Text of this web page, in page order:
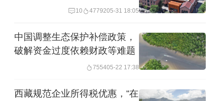
该省获得的育儿补贴资金规模越大。
根据财政部披露的2026年中央财政预
算，2026年中央安排给31个省份的育儿
补贴补助资金预算数999.3亿元，已落实
到地区843.9亿元，尚未落实到地区
10 4779205-31 18:05
中国调整生态保护补偿政策，
破解资金过度依赖财政等难题
755405-22 17:38
西藏规范企业所得税优惠，“在